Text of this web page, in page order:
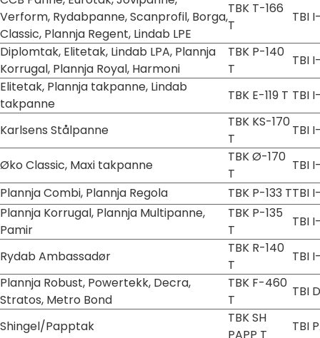
Verform, Rydabpanne, Scanprofil, Borga,
Classic, Plannja Regent, Lindab LPE
TBK T-166
T
TBI
Diplomtak, Elitetak, Lindab LPA, Plannja
Korrugal, Plannja Royal, Harmoni
TBK P-140
T
TBI
Elitetak, Plannja takpanne, Lindab
takpanne
TBK E-119 T TBI
Karlsens Stålpanne
TBK KS-170
T
TBI
Øko Classic, Maxi takpanne
TBK Ø-170
T
TBI
Plannja Combi, Plannja Regola
TBK P-133 TTBI
Plannja Korrugal, Plannja Multipanne,
Pamir
TBK P-135
T
TBI
Rydab Ambassadør
TBK R-140
T
TBI
Plannja Robust, Powertekk, Decra,
Stratos, Metro Bond
TBK F-460
T
TBI
Shingel/Papptak
TBK SH
TBI